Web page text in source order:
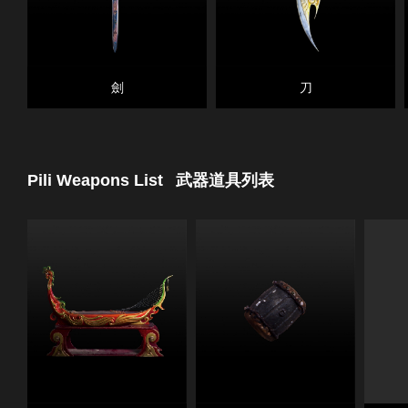
劍 刀
Pili Weapons List 武器道具列表